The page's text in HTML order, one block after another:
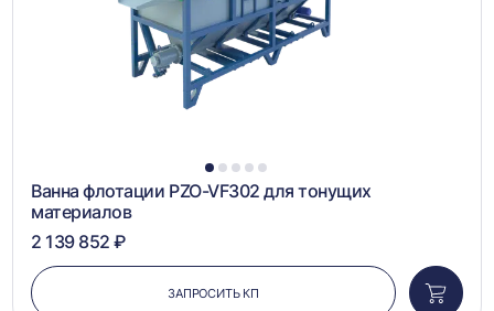
1 2 3 4 5
Ванна флотации PZO-VF302 для тонущих
материалов
2 139 852 ₽
ЗАПРОСИТЬ КП